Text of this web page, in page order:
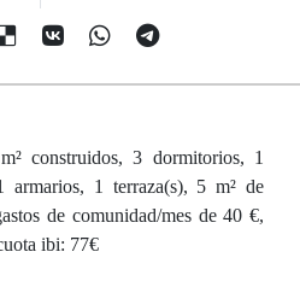
construidos, 3 dormitorios, 1
armarios, 1 terraza(s), 5 m² de
de comunidad/mes de 40 €,
ibi: 77€